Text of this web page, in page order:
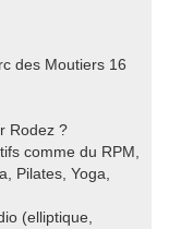
des Moutiers 16
Rodez ?
comme du RPM,
Pilates, Yoga,
(elliptique,